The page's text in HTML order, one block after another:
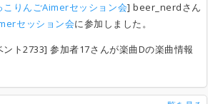
こりんごAimerセッション会] beer_nerdさん
セッション会に参加しました。
ト2733] 参加者17さんが楽曲Dの楽曲情報